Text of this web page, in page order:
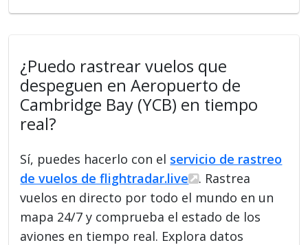
¿Puedo rastrear vuelos que
despeguen en Aeropuerto de
Cambridge Bay (YCB) en tiempo
real?
Sí, puedes hacerlo con el servicio de rastreo
de vuelos de flightradar.live
. Rastrea
vuelos en directo por todo el mundo en un
mapa 24/7 y comprueba el estado de los
aviones en tiempo real. Explora datos